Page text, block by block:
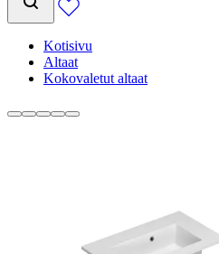
Kotisivu
Altaat
Kokovaletut altaat